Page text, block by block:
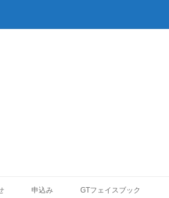
ン
申込み GTフェイスブック